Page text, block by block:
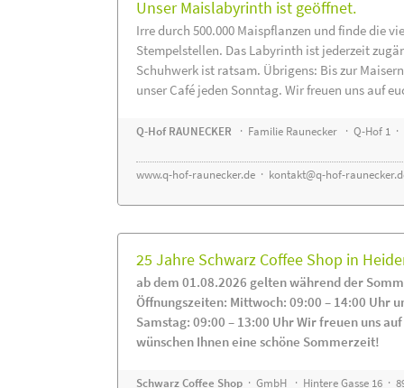
Unser Maislabyrinth ist geöffnet.
Irre durch 500.000 Maispflanzen und finde die
Stempelstellen. Das Labyrinth ist jederzeit
Schuhwerk ist ratsam. Übrigens: Bis zur
unser Café jeden Sonntag. Wir freuen uns auf
Q-Hof RAUNECKER · Familie Raunecker · Q-Hof 1
www.q-hof-raunecker.de · kontakt@q-hof-
25 Jahre Schwarz Coffee Shop in
ab dem 01.08.2026 gelten während der
Öffnungszeiten: Mittwoch: 09:00 – 14:00 Uhr
Samstag: 09:00 – 13:00 Uhr Wir freuen uns
wünschen Ihnen eine schöne Sommerzeit!
Schwarz Coffee Shop · GmbH · Hintere Gasse 16 ·